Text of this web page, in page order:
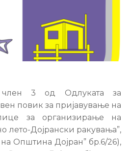
3 од Одлуката за
повик за пријавување на
за организирање на
лето-Дојрански ракувања”,
Општина Дојран” бр.6/26),